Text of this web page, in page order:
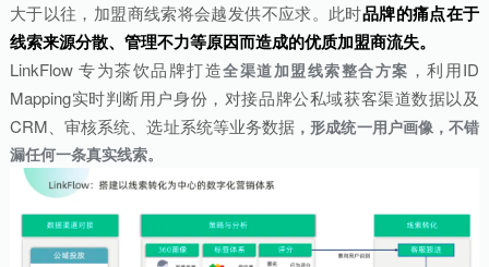
大于以往，加盟商线索将会越发供不应求。此时品牌的痛点在于
线索来源分散、管理不力等原因而造成的优质加盟商流失。
LinkFlow 专为茶饮品牌打造全渠道加盟线索整合方案 ，利用ID
Mapping实时判断用户身份，对接品牌公私域获客渠道数据以及
CRM、审核系统、选址系统等业务数据 ，形成统一用户画像，不错
漏任何一条真实线索。